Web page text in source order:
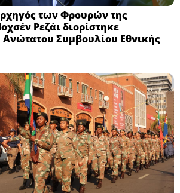
των Φρουρών της
Ρεζάι διορίστηκε
Συμβουλίου Εθνικής